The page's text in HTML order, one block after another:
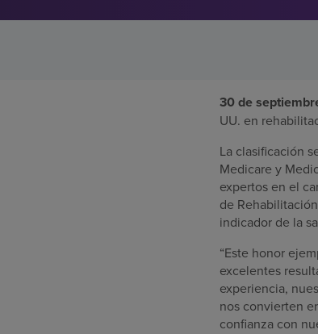
30 de
UU. en
La clasificación
Medicare y
expertos en el
de
indicador de la
“Este honor
excelentes
experiencia,
nos convierten
confianza con